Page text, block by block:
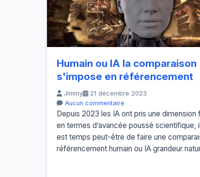
Humain ou IA la comparaison
s'impose en référencement
Jimmy
21 décembre 2023
Aucun commentaire
Depuis 2023 les IA ont pris une dimension
en termes d’avancée poussé scientifique, il
est temps peut-être de faire une
référencement humain ou IA grandeur